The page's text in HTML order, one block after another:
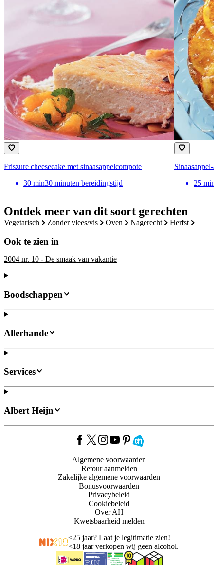
Ontdek meer van dit soort gerechten
vegetarisch zonder vlees/vis oven nagerecht herfst
Ook te zien in
2004 nr. 10 - De smaak van vakantie
Friszure cheesecake met sinaasappelcompote
30 min30 minuten bereidingstijd
Sinaasappel-
25 min
Boodschappen
Allerhande
Services
Albert Heijn
Algemene voorwaarden
Retour aanmelden
Zakelijke algemene voorwaarden
Bonusvoorwaarden
Privacybeleid
Cookiebeleid
Over AH
Kwetsbaarheid melden
<25 jaar? Laat je legitimatie zien!
<18 jaar verkopen wij geen alcohol.